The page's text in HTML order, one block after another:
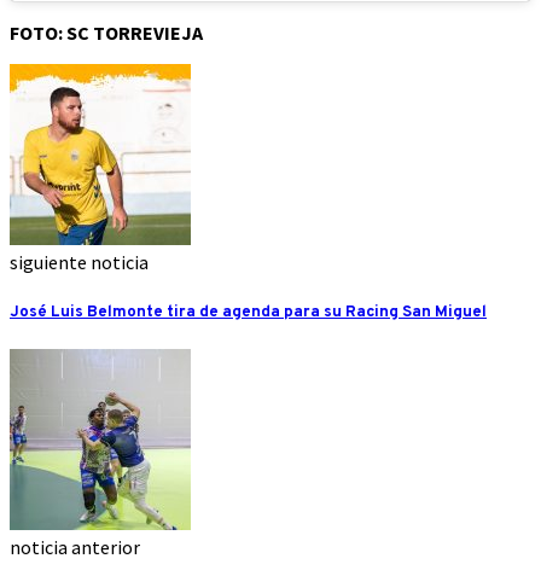
FOTO: SC TORREVIEJA
siguiente noticia
José Luis Belmonte tira de agenda para su Racing San Miguel
noticia anterior